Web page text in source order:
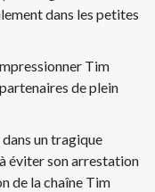
dans les petites
Tim
de plein
un tragique
éviter son arrestation
de la chaîne Tim